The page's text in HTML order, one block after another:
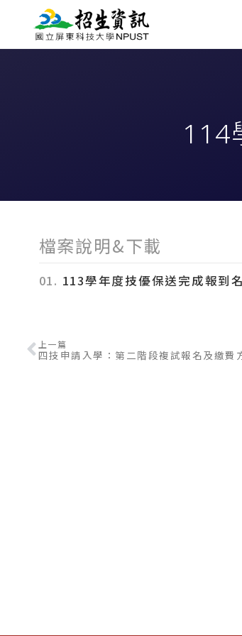
114
檔案說明&下載
01. 113學年度技優保送完成報到
上一篇
四技申請入學：第二階段複試報名及繳費